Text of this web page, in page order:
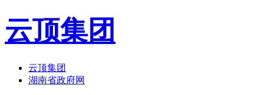
云顶集团
云顶集团
湖南省政府网